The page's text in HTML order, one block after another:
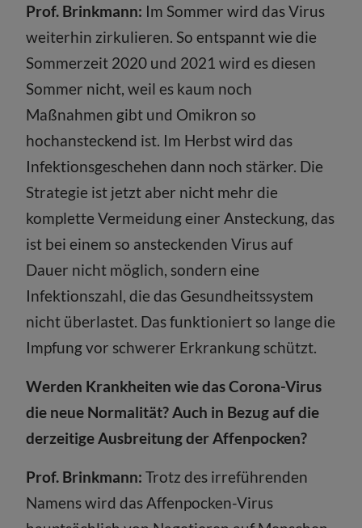
Prof. Brinkmann: Im Sommer wird das Virus
weiterhin zirkulieren. So entspannt wie die
Sommerzeit 2020 und 2021 wird es diesen
Sommer nicht, weil es kaum noch
Maßnahmen gibt und Omikron so
hochansteckend ist. Im Herbst wird das
Infektionsgeschehen dann noch stärker. Die
Strategie ist jetzt aber nicht mehr die
komplette Vermeidung einer Ansteckung, das
ist bei einem so ansteckenden Virus auf
Dauer nicht möglich, sondern eine
Infektionszahl, die das Gesundheitssystem
nicht überlastet. Das funktioniert so lange die
Impfung vor schwerer Erkrankung schützt.
Werden Krankheiten wie das Corona-Virus
die neue Normalität? Auch in Bezug auf die
derzeitige Ausbreitung der Affenpocken?
Prof. Brinkmann: Trotz des irreführenden
Namens wird das Affenpocken-Virus